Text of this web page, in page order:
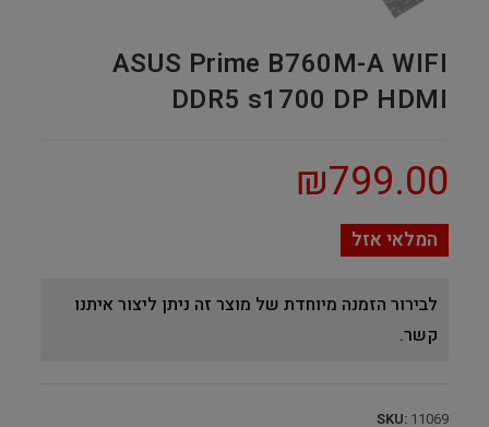
ASUS Prime B760M-A WIFI
DDR5 s1700 DP HDMI
₪799.00
המלאי אזל
לבירור הזמנה מיוחדת של מוצר זה ניתן ליצור איתנו
קשר.
SKU: 11069